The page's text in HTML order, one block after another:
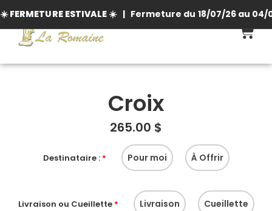
Croix
265.00 $
Destinataire :* Pour moi À Offrir
Livraison ou Cueillette* Livraison Cueillette
☀️FERMETURE ESTIVALE ☀️ | Fermeture du 18/07/26 au